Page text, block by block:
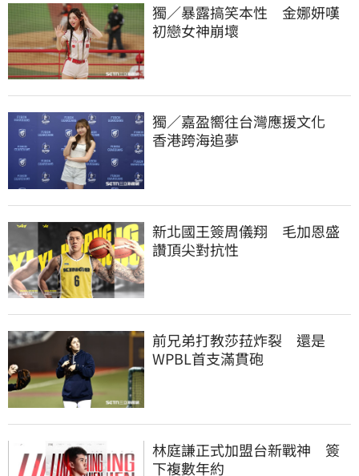
獨／暴露搞笑本性　金娜妍嘆
初戀女神崩壞
獨／嘉盈嚮往台灣應援文化
香港跨海追夢
新北國王簽周儀翔　毛加恩盛
讚頂尖對抗性
前兄弟打教莎菈炸裂　還是
WPBL首支滿貫砲
林庭謙正式加盟台新戰神　簽
下複數年約